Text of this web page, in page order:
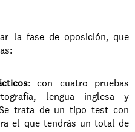
la fase de oposición, que
: con cuatro pruebas
lengua inglesa y
trata de un tipo test con
el que tendrás un total de